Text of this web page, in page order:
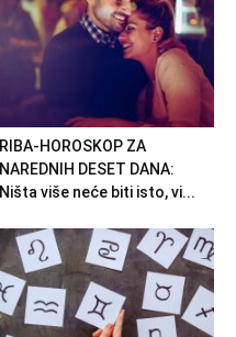
RIBA-HOROSKOP ZA
NAREDNIH DESET DANA:
Ništa više neće biti isto, vi...